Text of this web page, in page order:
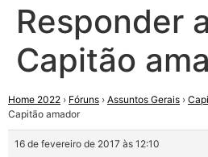
Responder
Capitão
Home 2022 › Fóruns › Assuntos Gerais ›
Capitão amador
16 de fevereiro de 2017 às 12:10